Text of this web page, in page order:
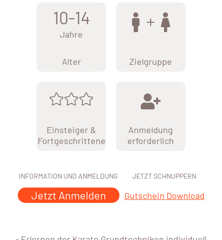
10-14
Jahre
Alter Zielgruppe
Einsteiger &
Fortgeschrittene
Anmeldung
erforderlich
INFORMATION UND ANMELDUNG
Jetzt Anmelden
JETZT SCHNUPPERN
Gutschein Download